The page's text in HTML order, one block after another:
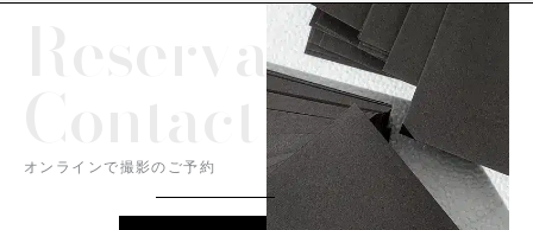
Reservation/
オンラインで撮影のご予約